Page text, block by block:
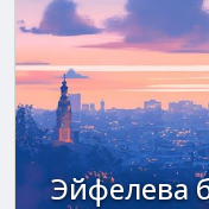
Эйфелева